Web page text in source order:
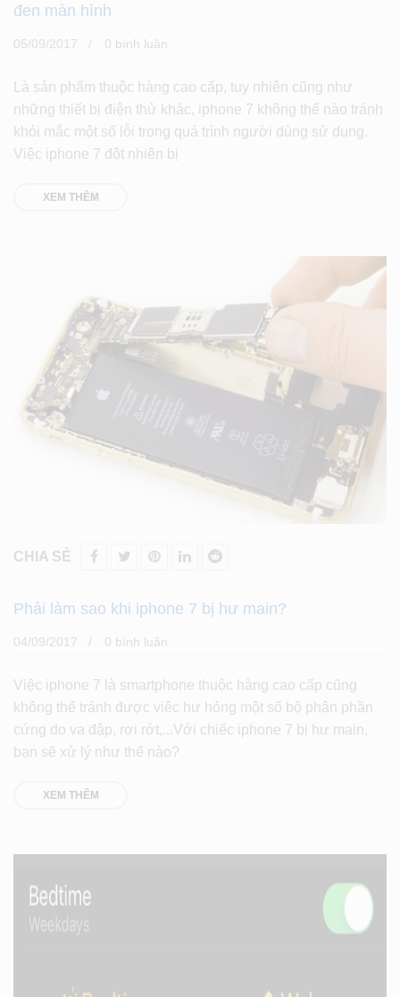
đen màn hình
05/09/2017 0 bình luân
Là sản phẩm thuộc hàng cao cấp, tuy nhiên cũng như
những thiết bị điện thử khác, iphone 7 không thể nào tránh
khỏi mắc một số lỗi trong quá trình người dùng sử dụng.
Việc iphone 7 đột nhiên bị
XEM THÊM
CHIA SẺ
Phải làm sao khi iphone 7 bị hư main?
04/09/2017 0 bình luân
Việc iphone 7 là smartphone thuộc hàng cao cấp cũng
không thể tránh được viêc hư hỏng một số bộ phận phần
cứng do va đập, rơi rớt,...Với chiếc iphone 7 bị hư main,
bạn sẽ xử lý như thế nào?
XEM THÊM